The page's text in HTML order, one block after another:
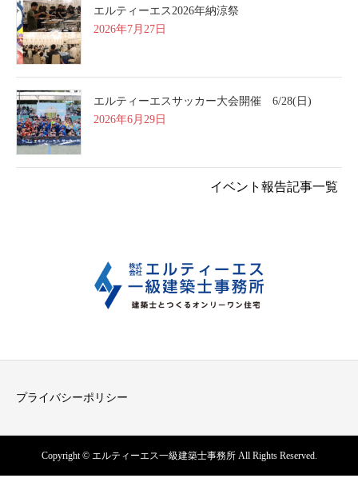
エルティーエス2026年納涼祭
2026年7月27日
エルティーエスサッカー大会開催 6/28(日)
2026年6月29日
イベント報告記事一覧
プライバシーポリシー
Copyright © エルティーエス一級建築士事務所 All Rights Reserved.